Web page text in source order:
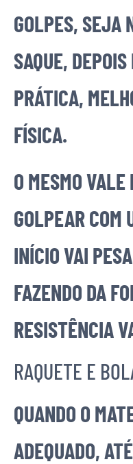
GOLPES, SEJA
SAQUE,
PRÁTICA,
FÍSICA.
O MESMO
GOLPEAR COM
INÍCIO VAI
FAZENDO DA
RESISTÊNCIA
RAQUETE E
QUANDO O
ADEQUADO,